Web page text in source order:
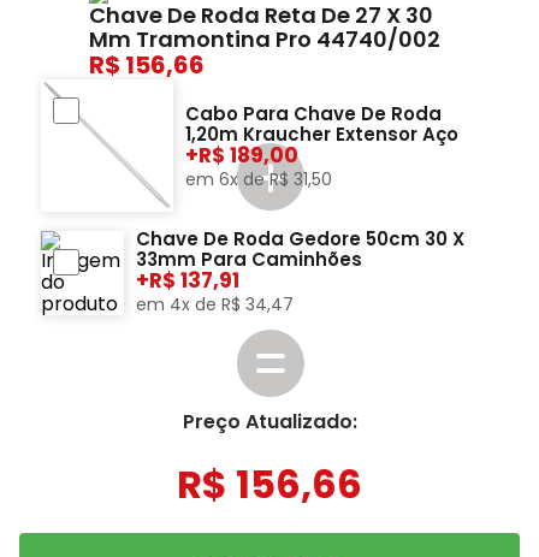
Chave De Roda Reta De 27 X 30
Mm Tramontina Pro 44740/002
156,66
Cabo Para Chave De Roda
1,20m Kraucher Extensor Aço
+ 189,00
em 6x deR$ 31,50
Chave De Roda Gedore 50cm 30 X
33mm Para Caminhões
+ 137,91
em 4x de R$ 34,47
Preço Atualizado:
R$ 156,66